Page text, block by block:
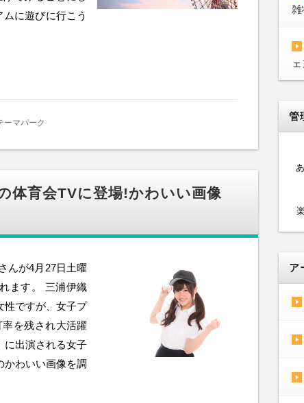
に遊びに行こう
ーマパーク
体育会TVに登場!かわいい画像
んが4月27日土曜
ます。 三浦伊織
性ですが、女子プ
を残され大活躍
に出演される女子
かわいい画像を調
雑
管
ア